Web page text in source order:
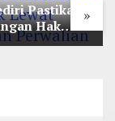
»
Pastikan
Hak
Penetapan